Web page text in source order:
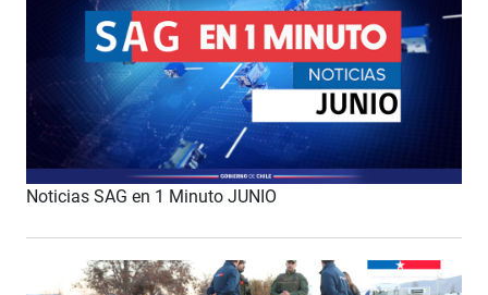
Noticias SAG en 1 Minuto JUNIO